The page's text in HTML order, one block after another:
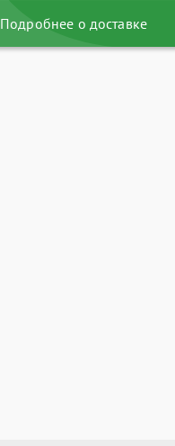
Подробнее о доставке